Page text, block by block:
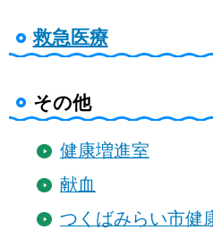
救急医療
その他
健康増進室
献血
つくばみらい市健